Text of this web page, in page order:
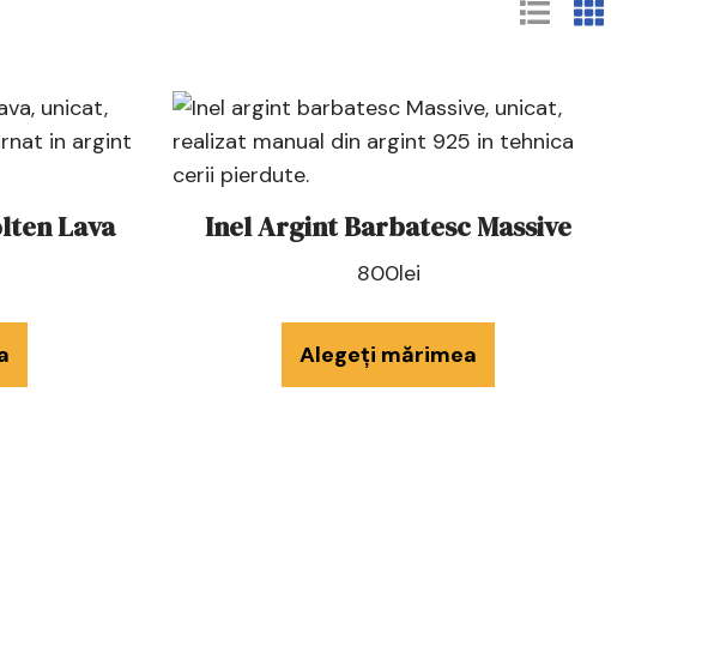
Lava Inel Argint Barbatesc Massive
800lei
Alegeți mărimea